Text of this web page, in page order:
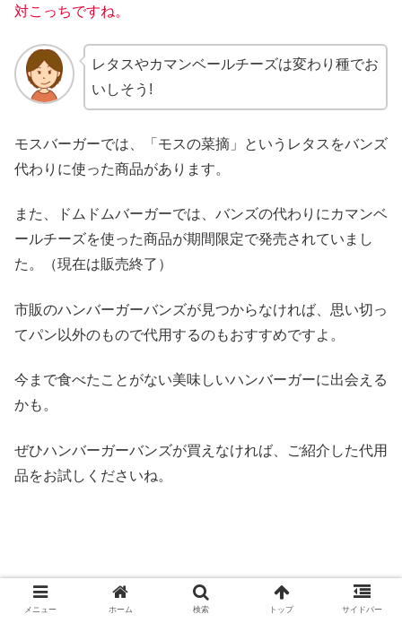
対こっちですね。
レタスやカマンベールチーズは変わり種でお
いしそう!
モスバーガーでは、「モスの菜摘」というレタスをバンズ
代わりに使った商品があります。
また、ドムドムバーガーでは、バンズの代わりにカマンベ
ールチーズを使った商品が期間限定で発売されていまし
た。（現在は販売終了）
市販のハンバーガーバンズが見つからなければ、思い切っ
てパン以外のもので代用するのもおすすめですよ。
今まで食べたことがない美味しいハンバーガーに出会える
かも。
ぜひハンバーガーバンズが買えなければ、ご紹介した代用
品をお試しくださいね。
メニュー ホーム 検索 トップ サイドバー